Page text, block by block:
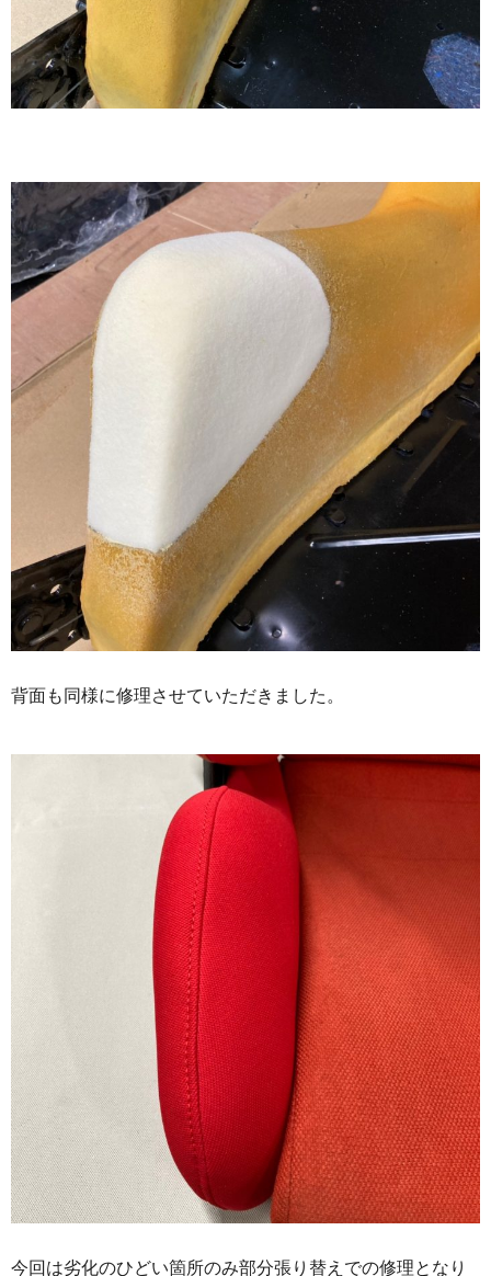
背面も同様に修理させていただきました。
今回は劣化のひどい箇所のみ部分張り替えでの修理となり